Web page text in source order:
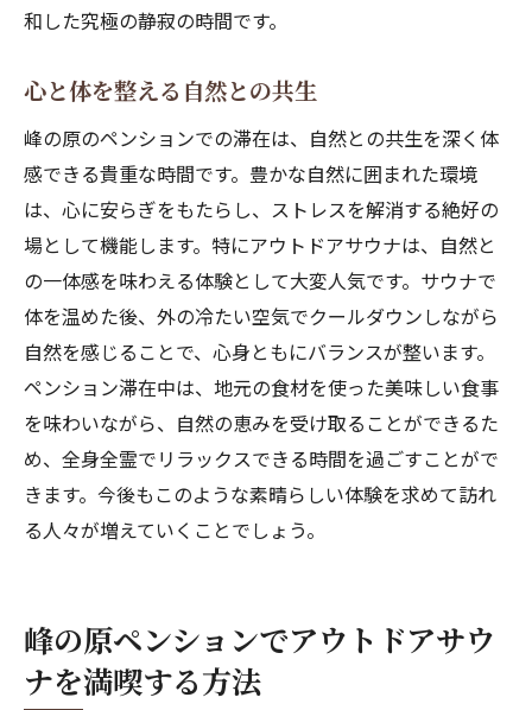
和した究極の静寂の時間です。
心と体を整える自然との共生
峰の原のペンションでの滞在は、自然との共生を深く体
感できる貴重な時間です。豊かな自然に囲まれた環境
は、心に安らぎをもたらし、ストレスを解消する絶好の
場として機能します。特にアウトドアサウナは、自然と
の一体感を味わえる体験として大変人気です。サウナで
体を温めた後、外の冷たい空気でクールダウンしながら
自然を感じることで、心身ともにバランスが整います。
ペンション滞在中は、地元の食材を使った美味しい食事
を味わいながら、自然の恵みを受け取ることができるた
め、全身全霊でリラックスできる時間を過ごすことがで
きます。今後もこのような素晴らしい体験を求めて訪れ
る人々が増えていくことでしょう。
峰の原ペンションでアウトドアサウ
ナを満喫する方法